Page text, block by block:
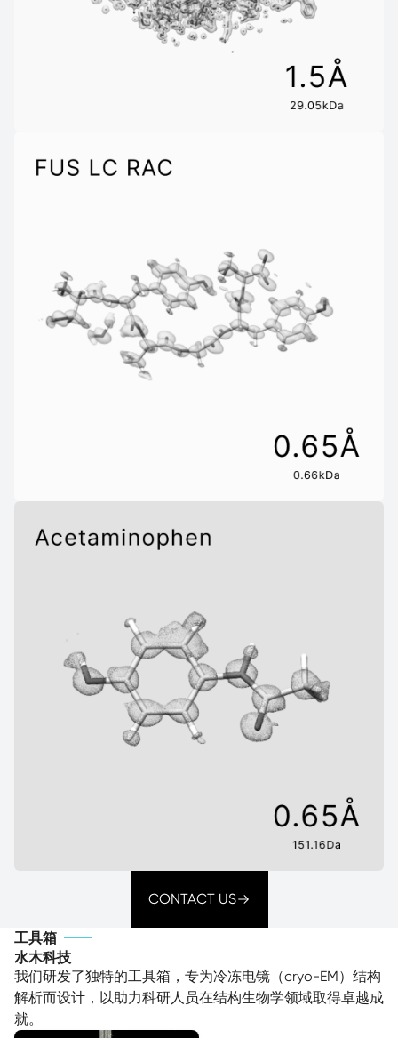
CONTACT US
工具箱
水木科技
我们研发了独特的工具箱，专为冷冻电镜（cryo-EM）结构
解析而设计，以助力科研人员在结构生物学领域取得卓越成
就。